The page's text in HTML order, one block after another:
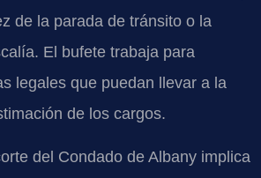
de la parada de tránsito o la
El bufete trabaja para
legales que puedan llevar a la
de los cargos.
del Condado de Albany implica